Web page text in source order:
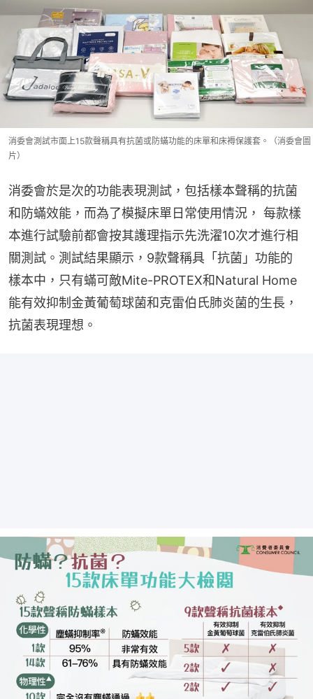
消委會測試市面上15款聲稱具有抗菌或防蟎功能的床單和床褥保護套。（消委會圖
片）
消委會於是次的功能表現測試，包括樣本聲稱的抗菌
和防蟎效能，而為了模擬床單日常使用情況， 每款樣
本進行試驗前都會按其護理指示先洗濯10次才進行相
關測試。測試結果顯示，9款聲稱具「抗菌」功能的
樣本中，只有蟎可敵Mite-PROTEX和Natural Home
能有效抑制金黃葡萄球菌和克雷伯氏肺炎菌的生長，
抗菌表現理想。